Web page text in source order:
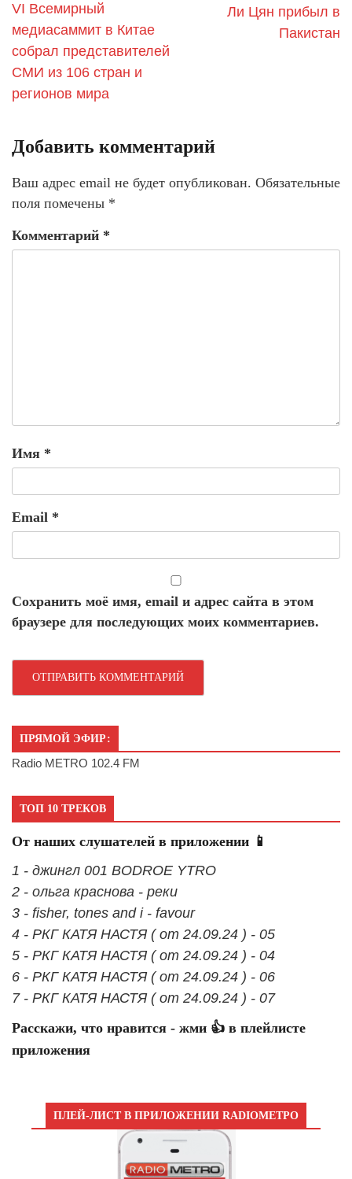
VI Всемирный
медиасаммит в Китае
собрал представителей
СМИ из 106 стран и
регионов мира
Ли Цян прибыл в
Пакистан
Добавить комментарий
Ваш адрес email не будет опубликован. Обязательные
поля помечены *
Комментарий *
Имя *
Email *
Сохранить моё имя, email и адрес сайта в этом
браузере для последующих моих комментариев.
ПРЯМОЙ ЭФИР:
Radio METRO 102.4 FM
ТОП 10 ТРЕКОВ
От наших слушателей в приложении 📱
1 - джингл 001 BODROE YTRO
2 - ольга краснова - реки
3 - fisher, tones and i - favour
4 - РКГ КАТЯ НАСТЯ ( от 24.09.24 ) - 05
5 - РКГ КАТЯ НАСТЯ ( от 24.09.24 ) - 04
6 - РКГ КАТЯ НАСТЯ ( от 24.09.24 ) - 06
7 - РКГ КАТЯ НАСТЯ ( от 24.09.24 ) - 07
Расскажи, что нравится - жми 👍 в плейлисте
приложения
ПЛЕЙ-ЛИСТ В ПРИЛОЖЕНИИ RADIOМЕТРО